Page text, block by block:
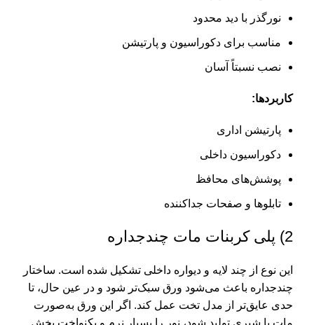
نورگذر با دید محدود
مناسب برای دکوراسیون و پارتیشن
نصب نسبتاً آسان
کاربردها:
پارتیشن اداری
دکوراسیون داخلی
پوشش‌های محافظ
تابلوها و صفحات جداکننده
2) پلی کربنات مات چندجداره
این نوع از چند لایه و دیواره داخلی تشکیل شده است. ساختار
چندجداره باعث می‌شود ورق سبک‌تر شود و در عین حال، تا
حدی عایق‌تر از مدل تخت عمل کند. اگر این ورق به‌صورت